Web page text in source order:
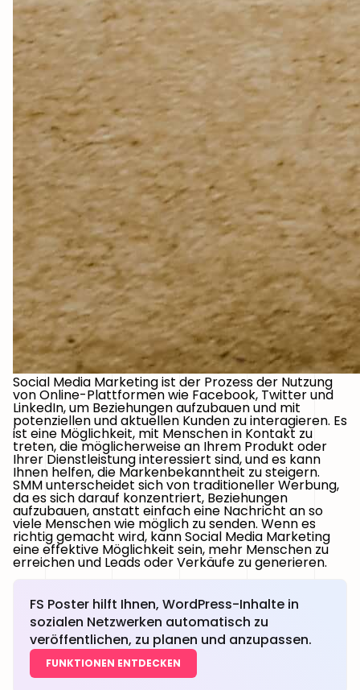
Social Media Marketing ist der Prozess der Nutzung
von Online-Plattformen wie Facebook, Twitter und
LinkedIn, um Beziehungen aufzubauen und mit
potenziellen und aktuellen Kunden zu interagieren. Es
ist eine Möglichkeit, mit Menschen in Kontakt zu
treten, die möglicherweise an Ihrem Produkt oder
Ihrer Dienstleistung interessiert sind, und es kann
Ihnen helfen, die Markenbekanntheit zu steigern.
SMM unterscheidet sich von traditioneller Werbung,
da es sich darauf konzentriert, Beziehungen
aufzubauen, anstatt einfach eine Nachricht an so
viele Menschen wie möglich zu senden. Wenn es
richtig gemacht wird, kann Social Media Marketing
eine effektive Möglichkeit sein, mehr Menschen zu
erreichen und Leads oder Verkäufe zu generieren.
FS Poster hilft Ihnen, WordPress-Inhalte in
sozialen Netzwerken automatisch zu
veröffentlichen, zu planen und anzupassen.
FUNKTIONEN ENTDECKEN